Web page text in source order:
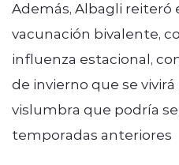
Además, Albagli reiteró
vacunación bivalente,
influenza estacional,
de invierno que se
vislumbra que podría
temporadas anteriores